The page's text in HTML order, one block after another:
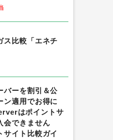
ス比較「エネチ
バーを割引＆公
ン適用でお得に
はポイントサ
会できません
サイト比較ガイ